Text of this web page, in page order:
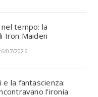
tempo: la
Iron Maiden
07/2026
e la fantascienza:
l’ironia